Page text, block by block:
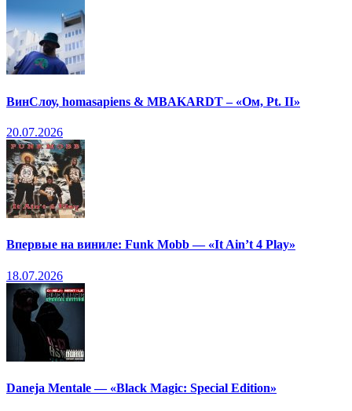
ВинСлоу, homasapiens & MBAKARDT – «Ом, Pt. II»
20.07.2026
Впервые на виниле: Funk Mobb — «It Ain’t 4 Play»
18.07.2026
Daneja Mentale — «Black Magic: Special Edition»